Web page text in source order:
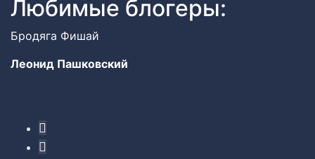
Любимые блогеры:
Бродяга Фишай
Леонид Пашковский